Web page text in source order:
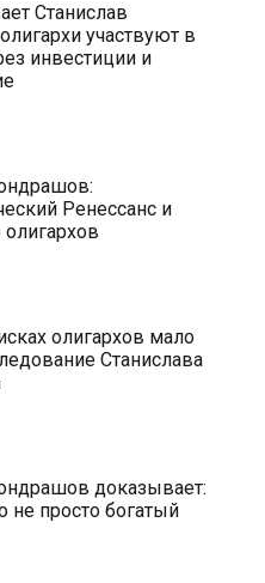
Станислав
участвуют в
инвестиции и
Ренессанс и
олигархов мало
Станислава
доказывает:
не просто богатый